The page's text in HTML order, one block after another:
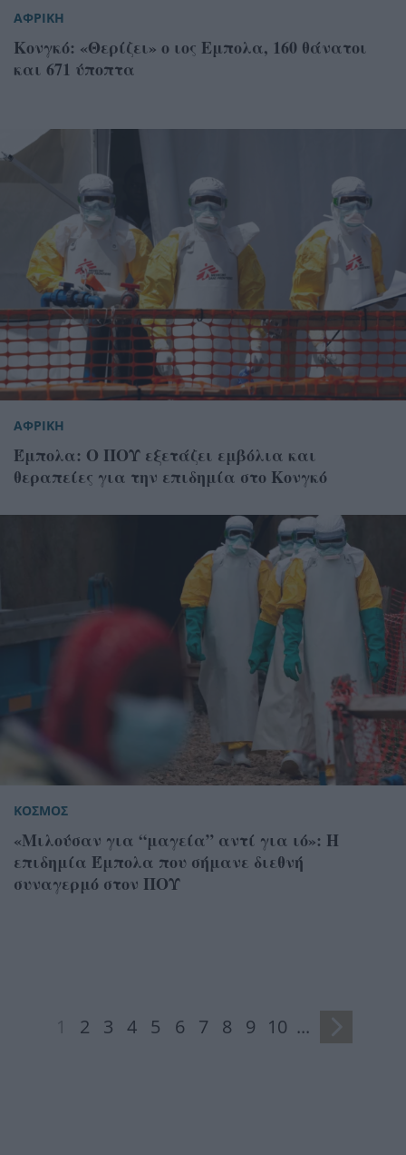
ΑΦΡΙΚΗ
Κονγκό: «Θερίζει» ο ιος Εμπολα, 160 θάνατοι
και 671 ύποπτα
ΑΦΡΙΚΗ
Έμπολα: Ο ΠΟΥ εξετάζει εμβόλια και
θεραπείες για την επιδημία στο Κονγκό
ΚΟΣΜΟΣ
«Μιλούσαν για “μαγεία” αντί για ιό»: Η
επιδημία Έμπολα που σήμανε διεθνή
συναγερμό στον ΠΟΥ
1 2 3 4 5 6 7 8 9 10 ...